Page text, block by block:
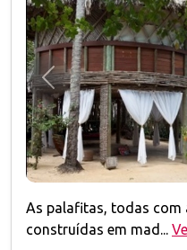
Anterior
As palafitas, todas com
construídas em mad...